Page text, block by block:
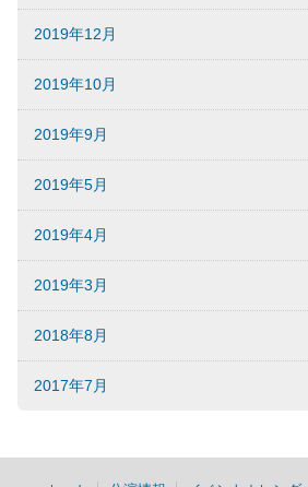
2019年12月
2019年10月
2019年9月
2019年5月
2019年4月
2019年3月
2018年8月
2017年7月